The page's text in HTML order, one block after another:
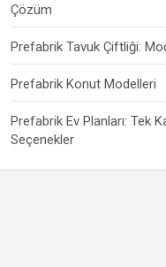
Çözüm
Prefabrik Tavuk Çiftliği:
Prefabrik Konut Modelleri
Prefabrik Ev Planları: Tek
Seçenekler